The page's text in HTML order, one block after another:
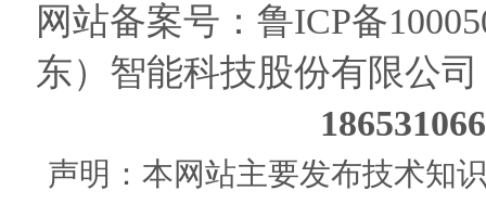
网站备案号： 鲁ICP备
东）智能科技股份有限公司
声明：本网站主要发布技术知